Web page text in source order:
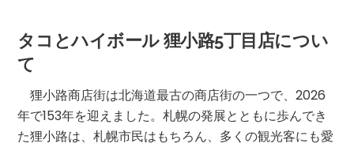
タコとハイボール 狸小路5丁目店につい
て
狸小路商店街は北海道最古の商店街の一つで、2026
年で153年を迎えました。札幌の発展とともに歩んでき
た狸小路は、札幌市民はもちろん、多くの観光客にも愛